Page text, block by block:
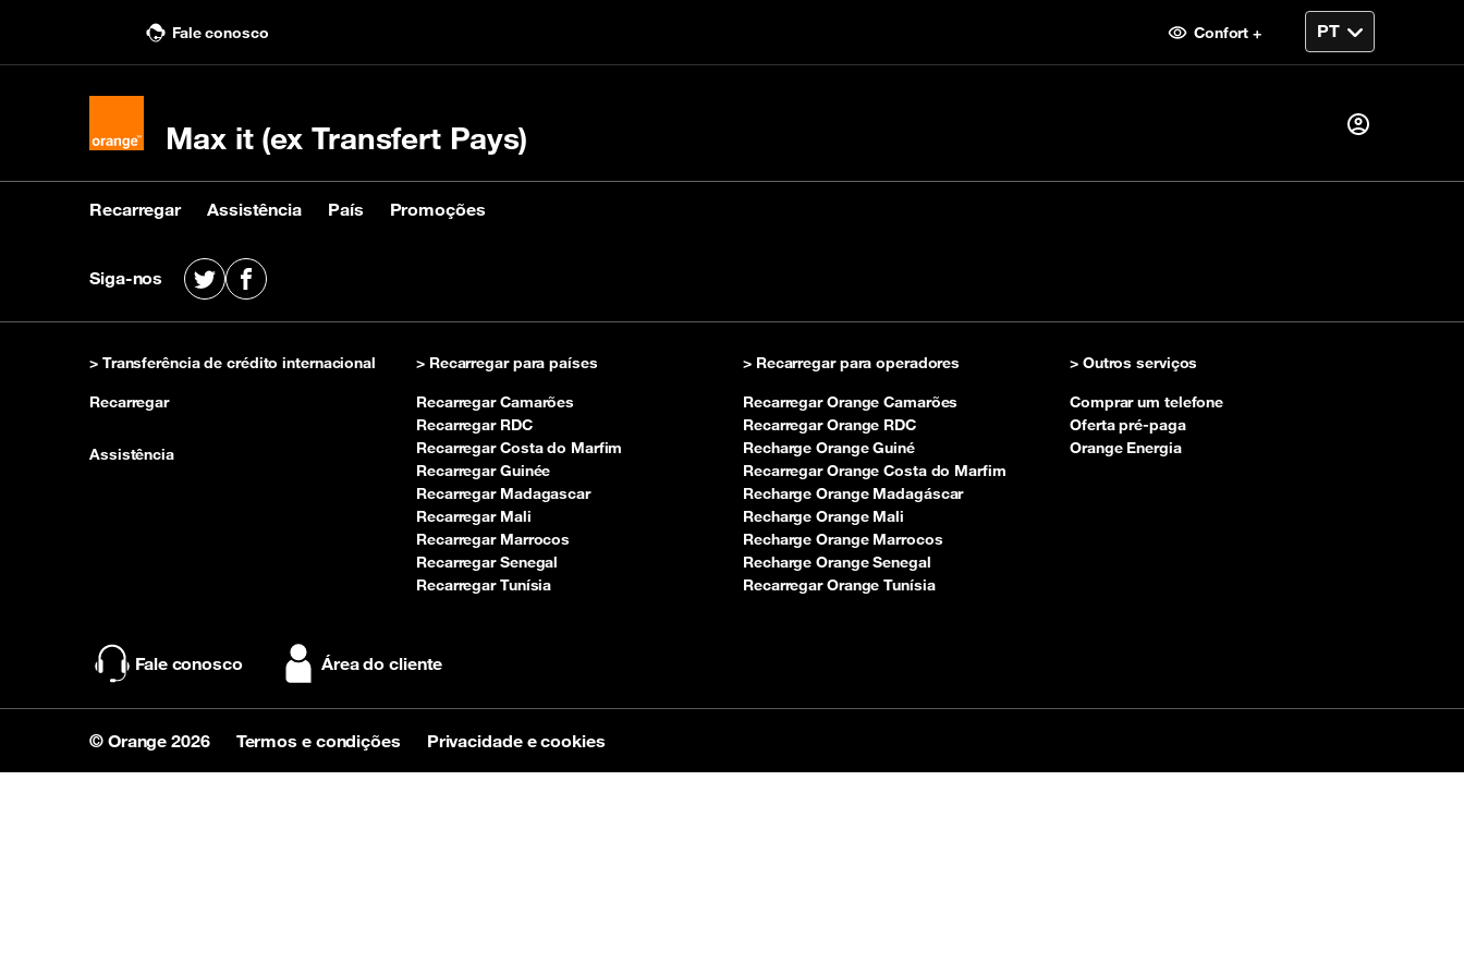
Fale conosco Confort +
Max it (ex Transfert Pays)
Recarregar
Recarregar
Comprar uma recarga
Recarregar com um código
Verificar o status da recarga
Assistência
Assistência
Fale conosco Ver FAQ
País
País
Ver países destinatários
Promoções
Promoções
Ver promoções
Primeira visita?
Siga-nos X Facebook
> Transferência de crédito internacional
Recarregar
Assistência
> Recarregar para países
Recarregar Camarões
Recarregar RDC
Recarregar Costa do Marfim
Recarregar Guinée
Recarregar Madagascar
Recarregar Mali
Recarregar Marrocos
Recarregar Senegal
Recarregar Tunísia
> Recarregar para operadores
Recarregar Orange Camarões
Recarregar Orange RDC
Recharge Orange Guiné
Recarregar Orange Costa do Marfim
Recharge Orange Madagáscar
Recharge Orange Mali
Recharge Orange Marrocos
Recharge Orange Senegal
Recarregar Orange Tunísia
> Outros serviços
Comprar um telefone
Oferta pré-paga
Orange Energia
Fale conosco Área do cliente
© Orange 2026 Termos e condições Privacidade e cookies